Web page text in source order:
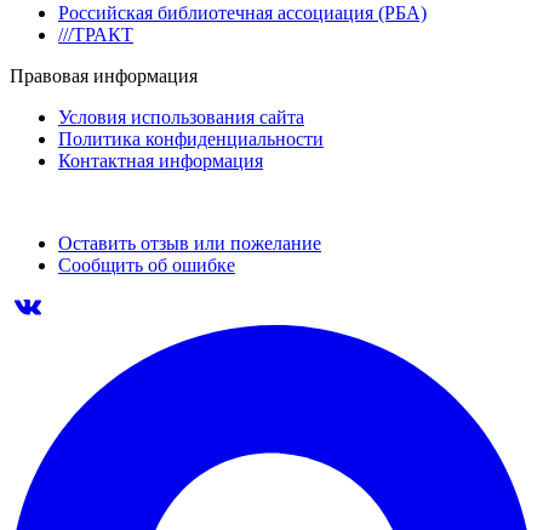
Российская библиотечная ассоциация (РБА)
///ТРАКТ
Правовая информация
Условия использования сайта
Политика конфиденциальности
Контактная информация
Оставить отзыв или пожелание
Сообщить об ошибке